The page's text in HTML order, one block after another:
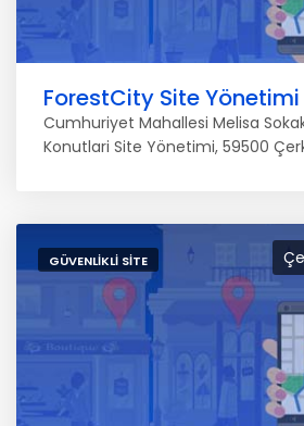
ForestCity Site Yönetimi
Cumhuriyet Mahallesi Melisa
Konutlari Site Yönetimi, 59500
GÜVENLIKLI SITE